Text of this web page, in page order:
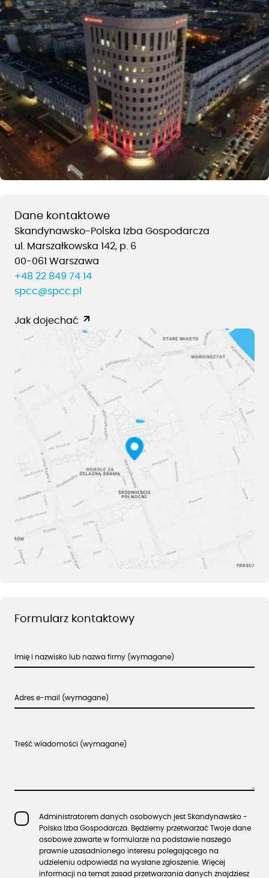
Dane kontaktowe
Skandynawsko-Polska Izba Gospodarcza
ul. Marszałkowska 142, p. 6
00-061 Warszawa
+48 22 849 74 14
spcc@spcc.pl
Jak dojechać
Formularz kontaktowy
Imię i nazwisko lub nazwa firmy (wymagane)
Adres e-mail (wymagane)
Treść wiadomości (wymagane)
Administratorem danych osobowych jest Skandynawsko -
Polska Izba Gospodarcza. Będziemy przetwarzać Twoje dane
osobowe zawarte w formularze na podstawie naszego
prawnie uzasadnionego interesu polegającego na
udzieleniu odpowiedzi na wysłane zgłoszenie. Więcej
informacji na temat zasad przetwarzania danych znajdziesz